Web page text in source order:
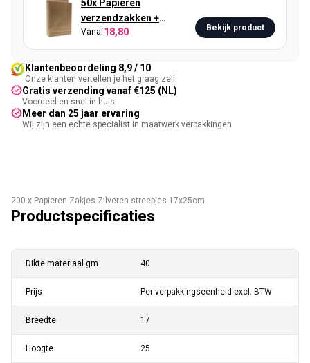
50x Papieren
verzendzakken +
zijvouw/bodem Medium
Vanaf18,80 Bekijk product
Klantenbeoordeling 8,9 / 10
Onze klanten vertellen je het graag zelf
Gratis verzending vanaf €125 (NL)
Voordeel en snel in huis
Meer dan 25 jaar ervaring
Wij zijn een echte specialist in maatwerk verpakkingen
200 x Papieren Zakjes Zilveren streepjes 17x25cm
Productspecificaties
Dikte materiaal gm 40
Prijs Per verpakkingseenheid excl. BTW
Breedte 17
Hoogte 25